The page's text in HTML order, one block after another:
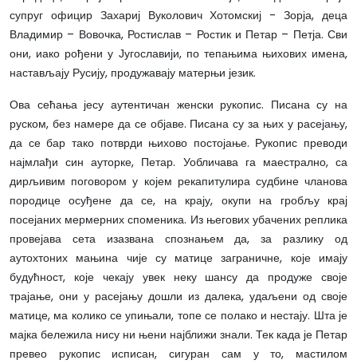
супруг официр Захариј Вуколович Хотомскиј - Зорја, деца
Владимир – Вовочка, Ростислав – Ростик и Петар – Петја. Сви
они, иако рођени у Југославији, по тепањима њихових имена,
настављају Русију, продужавају матерњи језик.
Ова сећања јесу аутентичан женски рукопис. Писана су на
руском, без намере да се објаве. Писана су за њих у расејању,
да се бар тако потврди њихово постојање. Рукопис преводи
најмлађи син ауторке, Петар. Уобличава га маестрално, са
дирљивим поговором у којем рекапитулира судбине чланова
породице осуђене да се, на крају, окупи на гробљу крај
посејаних мермерних споменика. Из његових убачених реплика
провејава сета изазвана спознањем да, за разлику од
аутохтоних мањина чије су матице заграничне, које имају
будућност, које чекају увек неку шансу да продуже своје
трајање, они у расејању дошли из далека, удаљени од своје
матице, ма колико се упињали, топе се полако и нестају. Шта је
мајка бележила нису ни њени најближи знали. Тек када је Петар
превео рукопис исписан, сигуран сам у то, мастилом